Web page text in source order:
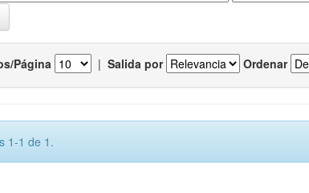
Página | Salida por Ordenar
1-1 de 1.